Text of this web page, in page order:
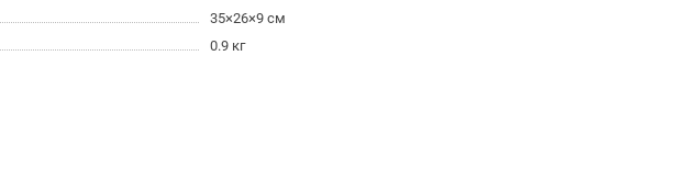
35×26×9 см
0.9 кг